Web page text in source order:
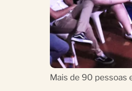
Mais de 90 pessoas